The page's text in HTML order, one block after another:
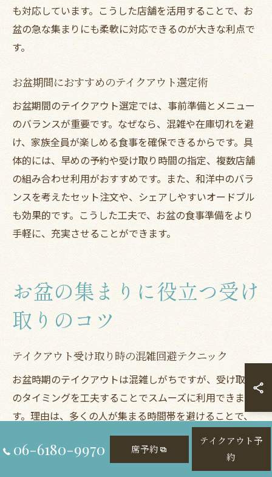
も対応しています。こうした店舗を活用することで、お
盆の急な集まりにも柔軟に対応できるのが大きな利点で
す。
お盆期間におすすめのテイクアウト選定術
お盆期間のテイクアウト選定では、事前準備とメニュー
のバランスが重要です。なぜなら、混雑や在庫切れを避
け、家族全員が楽しめる食事を確保できるからです。具
体的には、早めの予約や受け取り時間の指定、複数店舗
の組み合わせ利用がおすすめです。また、和洋中のバラ
ンスを考えたセット注文や、シェアしやすいオードブル
も効果的です。こうした工夫で、お盆の食事準備をより
手軽に、充実させることができます。
お盆の集まりに役立つ受け
取りのコツ
テイクアウト受け取り時の混雑回避テクニック
お盆時期のテイクアウトは混雑しがちですが、受け取り
のタイミングを工夫することでスムーズに利用できま
す。理由は、多くの人が集まる時間帯を避けることで、
待ち時間を短縮できるためです。例えば、昼食や夕食の
ピークタイムを避けて早めに注文・受け取りを行うと、
混雑を回避しやすくなります。事前に混雑しやすい時間
06-6180-9970 席予約
テイクアウト予
約